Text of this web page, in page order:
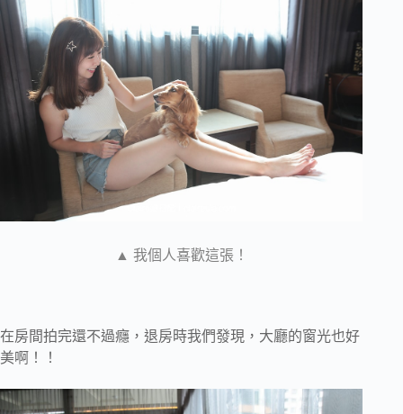
▲ 我個人喜歡這張！
在房間拍完還不過癮，退房時我們發現，大廳的窗光也好
美啊！！